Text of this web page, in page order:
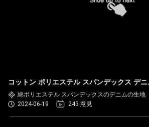
コットン ポリエステル スパンデックス デ
綿ポリエステル スパンデックスのデニムの生地
2024-06-19
243 意見